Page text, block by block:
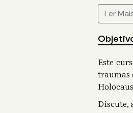
Ler
Este
traumas
Discute,